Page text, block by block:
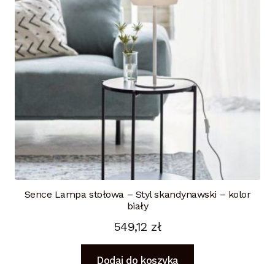
Sence Lampa stołowa – Styl skandynawski – kolor
biały
549,12 zł
Dodaj do koszyka